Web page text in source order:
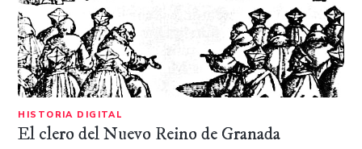
HISTORIA DIGITAL
El clero del Nuevo Reino de Granada